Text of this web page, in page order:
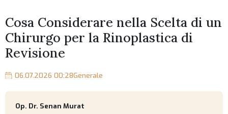
Cosa Considerare nella Scelta di un
Chirurgo per la Rinoplastica di
Revisione
06.07.2026 00:28Generale
Op. Dr. Senan Murat